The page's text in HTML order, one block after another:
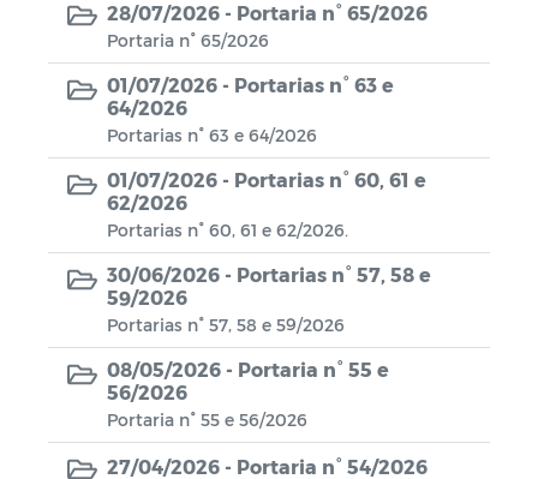
Comerciantes
AGENDAMENTO DO RG DIGITAL -
CASSERENGUE-PB
Contratação Direta
Estoque de Medicamento
POLITICA NACIONAL ALDIR BLANC -
PNAB CASSERENGUE/PB
Conselho Municipal de Assistência
28/07/2026 - Portaria n° 65/2026
Portaria n° 65/2026
01/07/2026 - Portarias n° 63 e
64/2026
Portarias n° 63 e 64/2026
01/07/2026 - Portarias n° 60, 61 e
62/2026
Portarias n° 60, 61 e 62/2026.
30/06/2026 - Portarias n° 57, 58 e
59/2026
Portarias n° 57, 58 e 59/2026
08/05/2026 - Portaria n° 55 e
56/2026
Portaria n° 55 e 56/2026
27/04/2026 - Portaria n° 54/2026